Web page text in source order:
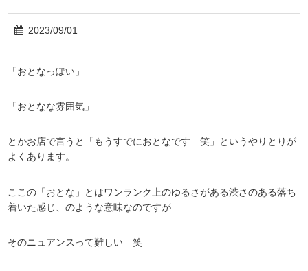
2023/09/01
「おとなっぽい」
「おとなな雰囲気」
とかお店で言うと「もうすでにおとなです 笑」というやりとりが
よくあります。
ここの「おとな」とはワンランク上のゆるさがある渋さのある落ち
着いた感じ、のような意味なのですが
そのニュアンスって難しい 笑